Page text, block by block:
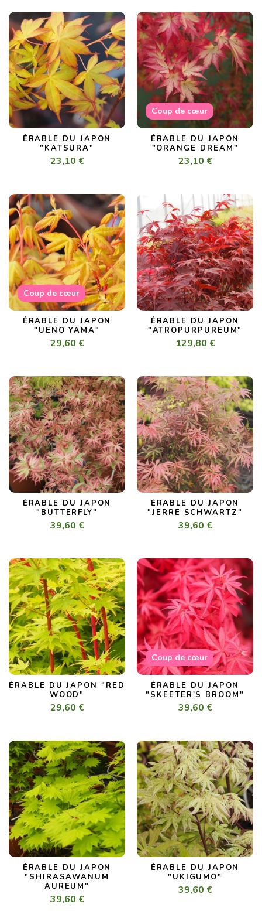
ÉRABLE DU JAPON
"KATSURA"
23,10 €
Coup de cœur
ÉRABLE DU JAPON
"ORANGE DREAM"
23,10 €
Coup de cœur
ÉRABLE DU JAPON
"UENO YAMA"
29,60 €
ÉRABLE DU JAPON
"ATROPURPUREUM"
129,80 €
ÉRABLE DU JAPON
"BUTTERFLY"
39,60 €
ÉRABLE DU JAPON
"JERRE SCHWARTZ"
39,60 €
ÉRABLE DU JAPON "RED
WOOD"
29,60 €
Coup de cœur
ÉRABLE DU JAPON
"SKEETER'S BROOM"
39,60 €
ÉRABLE DU JAPON
"SHIRASAWANUM
AUREUM"
39,60 €
ÉRABLE DU JAPON
"UKIGUMO"
39,60 €